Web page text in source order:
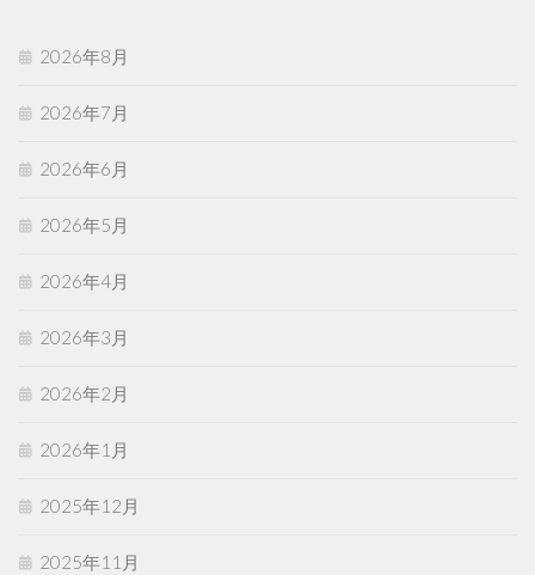
2026年8月
2026年7月
2026年6月
2026年5月
2026年4月
2026年3月
2026年2月
2026年1月
2025年12月
2025年11月